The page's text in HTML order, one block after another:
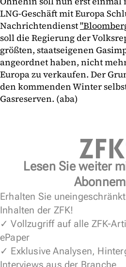
LNG-Geschäft mit Europa
Nachrichtendienst
soll die Regierung der
größten, staatseigenen
angeordnet haben, nicht
Europa zu verkaufen. Der
den kommenden Winter
Gasreserven. (aba)
Lesen Sie weiter
Erhalten Sie
Inhalten der ZFK!
✓ Vollzugriff auf alle ZFK-
ePaper
✓ Exklusive Analysen,